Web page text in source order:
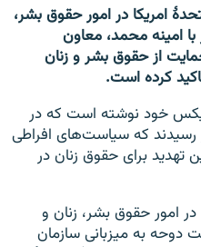
اروپای آزاد
امریکا در امور حقوق بشر،
امینه محمد، معاون
از حقوق بشر و زنان
کرده است.
خود نوشته است که در
رسیدند که سیاست‌های افراطی
تهدید برای حقوق زنان در
در امور حقوق بشر، زنان و
دوحه به میزبانی سازمان